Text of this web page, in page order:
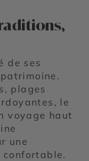
de ses
, plages
, le
voyage haut
une